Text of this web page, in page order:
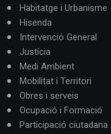
Habitatge i Urbanisme
Hisenda
Intervenció General
Justícia
Medi Ambient
Mobilitat i Territori
Obres i serveis
Ocupació i Formació
Participació ciutadana